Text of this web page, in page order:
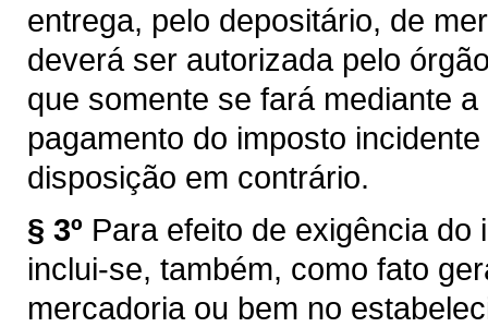
entrega, pelo depositário, de
deverá ser autorizada pelo
que somente se fará mediante
pagamento do imposto
disposição em contrário.
§ 3º Para efeito de exigência
inclui-se, também, como fato
mercadoria ou bem no